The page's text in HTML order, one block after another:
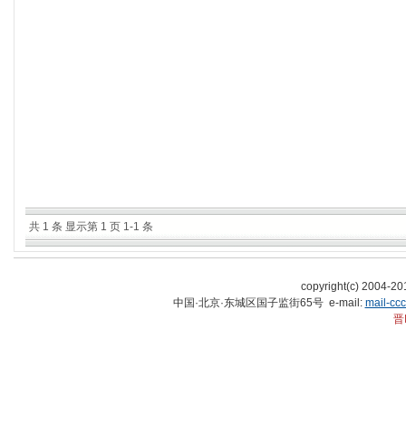
共 1 条 显示第 1 页 1-1 条
copyright(c) 2004-
中国·北京·东城区国子监街65号 e-mail: mail-